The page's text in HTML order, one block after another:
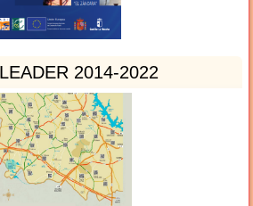
2014-2022